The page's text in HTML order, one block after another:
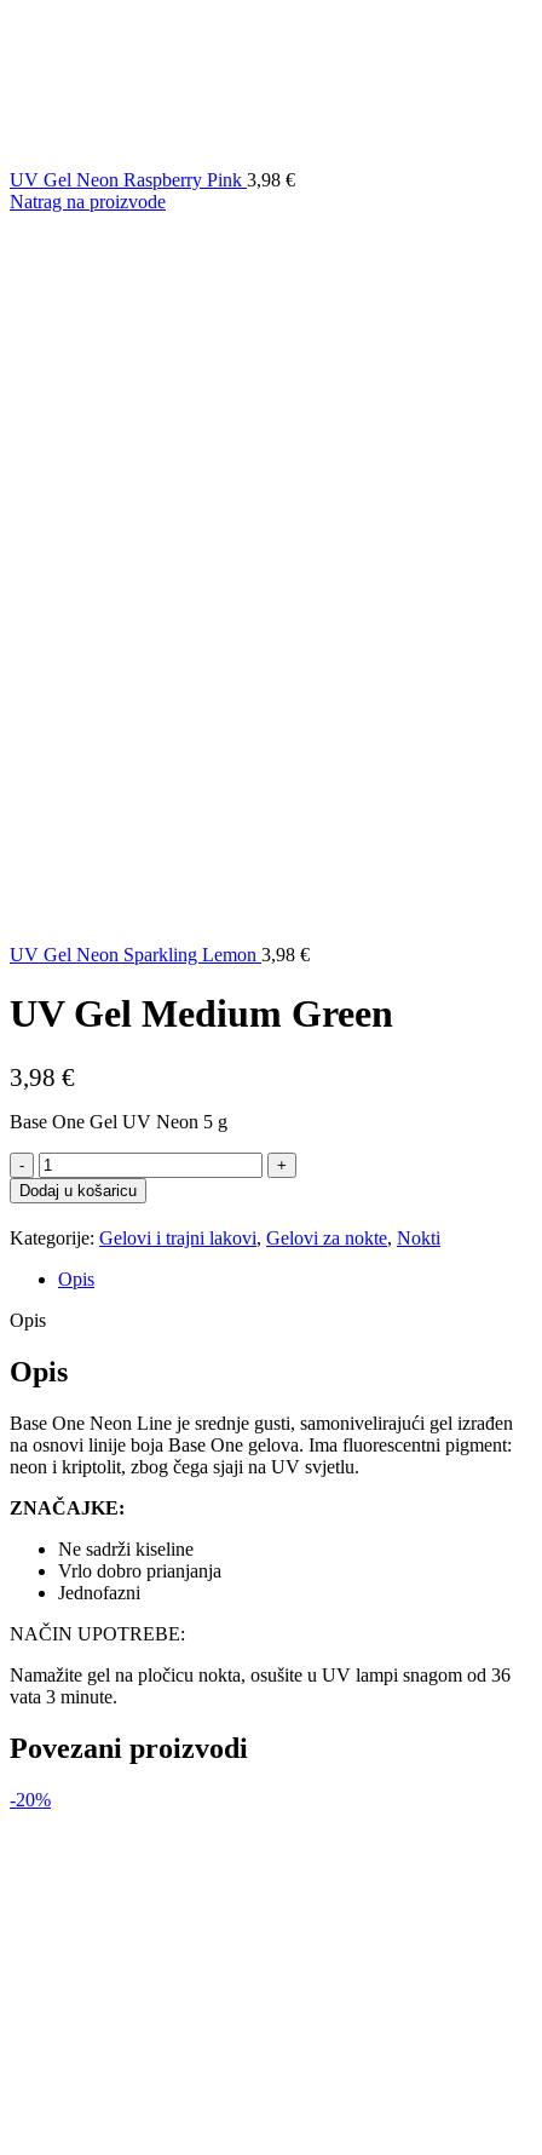
UV Gel Neon Raspberry Pink 3,98 €
Natrag na proizvode
UV Gel Neon Sparkling Lemon 3,98 €
UV Gel Medium Green
3,98 €
Base One Gel UV Neon 5 g
UV
Gel
Medium
Green
količina
Dodaj u košaricu
Kategorije: Gelovi i trajni lakovi, Gelovi za nokte, Nokti
Opis
Opis
Opis
Base One Neon Line je srednje gusti, samonivelirajući gel izrađen
na osnovi linije boja Base One gelova. Ima fluorescentni pigment:
neon i kriptolit, zbog čega sjaji na UV svjetlu.
ZNAČAJKE:
Ne sadrži kiseline
Vrlo dobro prianjanja
Jednofazni
NAČIN UPOTREBE:
Namažite gel na pločicu nokta, osušite u UV lampi snagom od 36
vata 3 minute.
Povezani proizvodi
-20%